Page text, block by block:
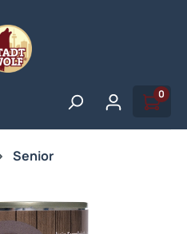
0
Senior